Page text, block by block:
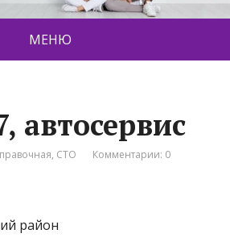
МЕНЮ
автосервис
, СТО Комментарии: 0
район